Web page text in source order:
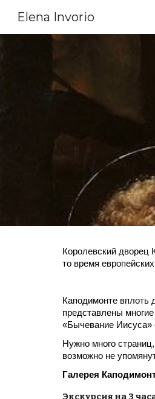
Elena Invorio
Королевский дворец
тo время
Каподимонте вплоть
представлены
«Бычевание Иисуса»
Нужно много
возможно не
Галерея
Экскурсия на 3